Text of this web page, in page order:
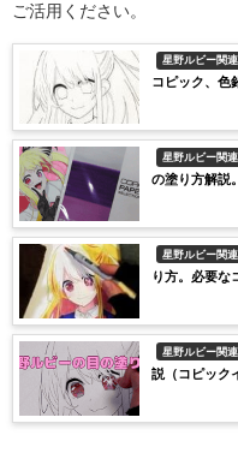
ご活用ください。
星野ルビー関
コピック、色
星野ルビー関
の塗り方解説
星野ルビー関
り方。必要な
星野ルビー関
説（コピック